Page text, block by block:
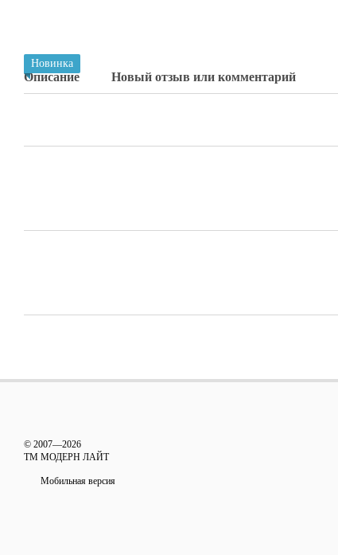
Новинка
Описание Новый отзыв или комментарий
© 2007—2026
ТМ МОДЕРН ЛАЙТ
Мобильная версия